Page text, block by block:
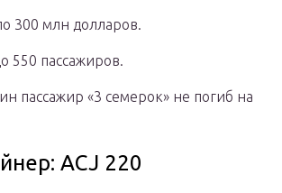
300 млн долларов.
550 пассажиров.
пассажир «3 семерок» не погиб на
ACJ 220